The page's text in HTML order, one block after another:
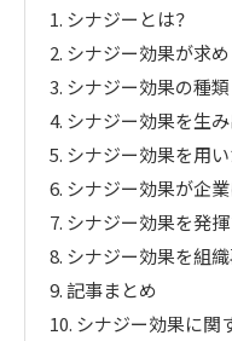
1. シナジーとは？
2. シナジー効果が求
3. シナジー効果の種類
4. シナジー効果を生
5. シナジー効果を用
6. シナジー効果が企
7. シナジー効果を発
8. シナジー効果を組
9. 記事まとめ
10. シナジー効果に関